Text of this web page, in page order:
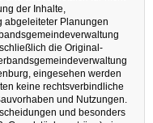
der Inhalte,
abgeleiteter Planungen
die Original-
eingesehen werden
keine rechtsverbindliche
und Nutzungen.
und besonders